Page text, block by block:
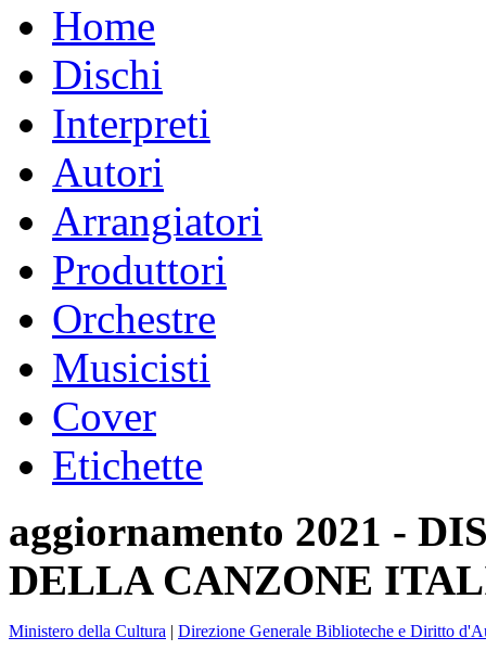
Home
Dischi
Interpreti
Autori
Arrangiatori
Produttori
Orchestre
Musicisti
Cover
Etichette
aggiornamento 2021 -
DELLA CANZONE
Ministero della Cultura | Direzione Generale Biblioteche e Diritto